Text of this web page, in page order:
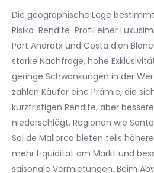
Die geographische Lage
Risiko-Rendite-Profil einer
Port Andratx und Costa d’en
starke Nachfrage, hohe
geringe Schwankungen in der
zahlen Käufer eine Prämie, die
kurzfristigen Rendite, aber
niederschlägt. Regionen wie
Sol de Mallorca bieten teils
mehr Liquidität am Markt und
saisonale Vermietungen. Beim